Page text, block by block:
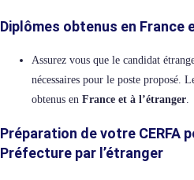
Diplômes obtenus en France
Assurez vous que le candidat
nécessaires pour le poste proposé.
obtenus en France et à l’étranger.
Préparation de votre CERFA
Préfecture par l’étranger